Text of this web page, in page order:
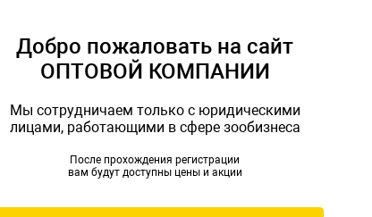
Добро пожаловать на сайт
ОПТОВОЙ КОМПАНИИ
Мы сотрудничаем только с юридическими
лицами, работающими в сфере зообизнеса
После прохождения регистрации
вам будут доступны цены и акции